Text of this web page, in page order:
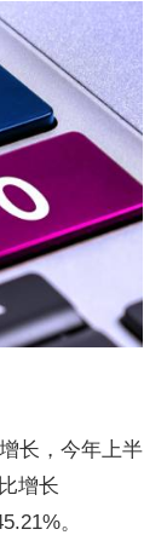
长，今年上半
增长
。